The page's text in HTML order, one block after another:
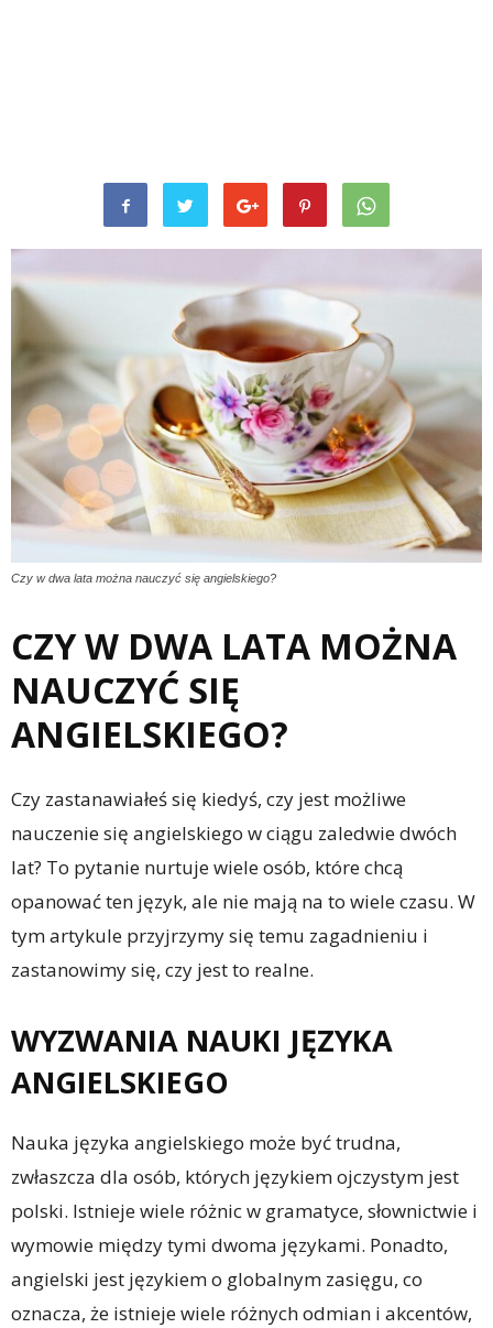
Czy w dwa lata można nauczyć się angielskiego?
CZY W DWA LATA MOŻNA
NAUCZYĆ SIĘ
ANGIELSKIEGO?
Czy zastanawiałeś się kiedyś, czy jest możliwe
nauczenie się angielskiego w ciągu zaledwie dwóch
lat? To pytanie nurtuje wiele osób, które chcą
opanować ten język, ale nie mają na to wiele czasu. W
tym artykule przyjrzymy się temu zagadnieniu i
zastanowimy się, czy jest to realne.
WYZWANIA NAUKI JĘZYKA
ANGIELSKIEGO
Nauka języka angielskiego może być trudna,
zwłaszcza dla osób, których językiem ojczystym jest
polski. Istnieje wiele różnic w gramatyce, słownictwie i
wymowie między tymi dwoma językami. Ponadto,
angielski jest językiem o globalnym zasięgu, co
oznacza, że istnieje wiele różnych odmian i akcentów,